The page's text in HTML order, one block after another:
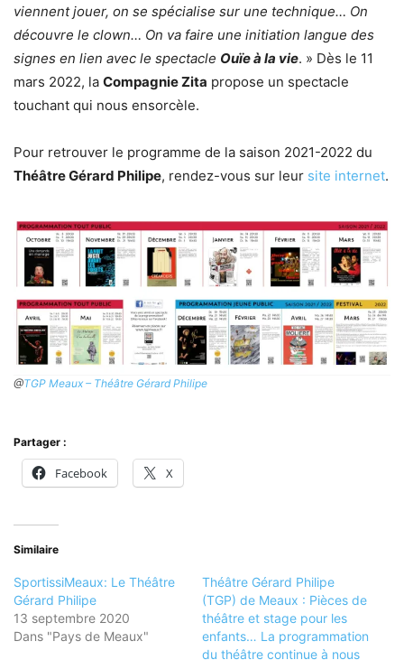
viennent jouer, on se spécialise sur une technique… On
découvre le clown… On va faire une initiation langue des
signes en lien avec le spectacle Ouïe à la vie. » Dès le 11
mars 2022, la Compagnie Zita propose un spectacle
touchant qui nous ensorcèle.
Pour retrouver le programme de la saison 2021-2022 du
Théâtre Gérard Philipe, rendez-vous sur leur site internet.
@TGP Meaux – Théâtre Gérard Philipe
Partager :
Facebook X
Similaire
SportissiMeaux: Le Théâtre
Gérard Philipe
13 septembre 2020
Dans "Pays de Meaux"
Théâtre Gérard Philipe
(TGP) de Meaux : Pièces de
théâtre et stage pour les
enfants… La programmation
du théâtre continue à nous